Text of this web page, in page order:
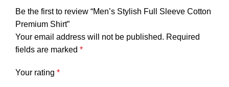
Be the first to review “Men’s Stylish Full Sleeve Cotton
Premium Shirt”
Your email address will not be published. Required
fields are marked *
Your rating *